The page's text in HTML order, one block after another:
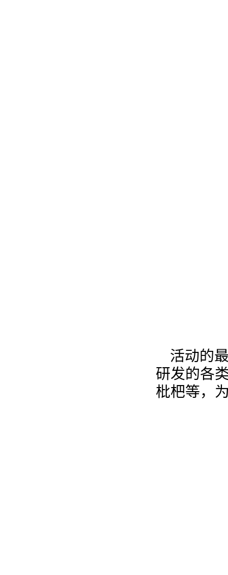
活动的
研发的各
枇杷等，